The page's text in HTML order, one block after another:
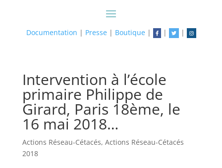
Documentation | Presse| Boutique| | |
Intervention à l’école
primaire Philippe de
Girard, Paris 18ème, le
16 mai 2018…
Actions Réseau-Cétacés, Actions Réseau-Cétacés
2018